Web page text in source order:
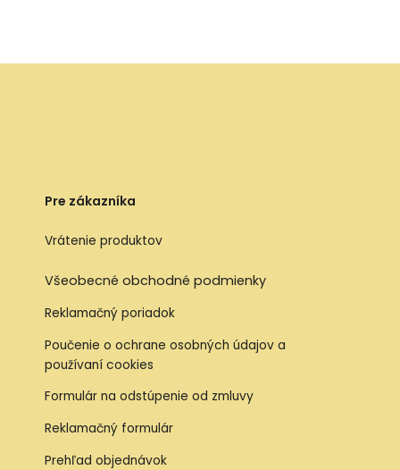
Pre zákazníka
Vrátenie produktov
Všeobecné obchodné podmienky
Reklamačný poriadok
Poučenie o ochrane osobných údajov a
používaní cookies
Formulár na odstúpenie od zmluvy
Reklamačný formulár
Prehľad objednávok